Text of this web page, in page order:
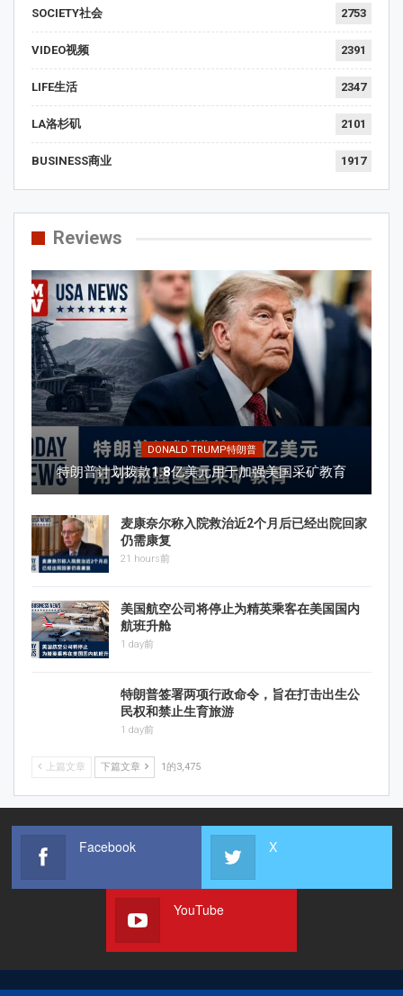
SOCIETY社会 2753
VIDEO视频 2391
LIFE生活 2347
LA洛杉矶 2101
BUSINESS商业 1917
Reviews
DONALD TRUMP特朗普
特朗普计划拨款1.8亿美元用于加强美国采矿教育
麦康奈尔称入院救治近2个月后已经出院回家
仍需康复
21 hours前
美国航空公司将停止为精英乘客在美国国内
航班升舱
1 day前
特朗普签署两项行政命令，旨在打击出生公
民权和禁止生育旅游
1 day前
上篇文章 下篇文章 1的3,475
Facebook X
YouTube